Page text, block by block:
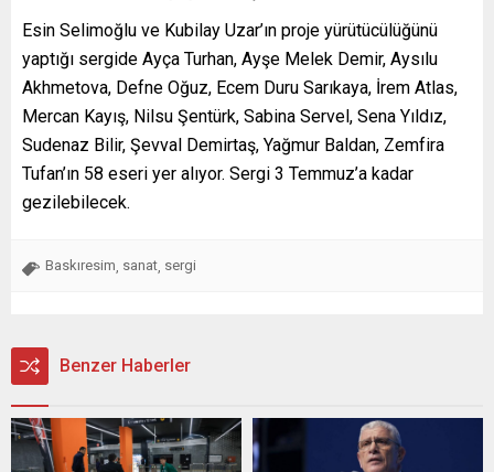
Esin Selimoğlu ve Kubilay Uzar’ın proje yürütücülüğünü
yaptığı sergide Ayça Turhan, Ayşe Melek Demir, Aysılu
Akhmetova, Defne Oğuz, Ecem Duru Sarıkaya, İrem Atlas,
Mercan Kayış, Nilsu Şentürk, Sabina Servel, Sena Yıldız,
Sudenaz Bilir, Şevval Demirtaş, Yağmur Baldan, Zemfira
Tufan’ın 58 eseri yer alıyor. Sergi 3 Temmuz’a kadar
gezilebilecek.
Baskıresim sanat sergi
Benzer Haberler